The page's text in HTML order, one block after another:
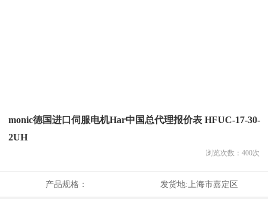
monic德国进口伺服电机Har中国总代理报价表 HFUC-17-30-
2UH
浏览次数： 400次
产品规格： 发货地: 上海市嘉定区